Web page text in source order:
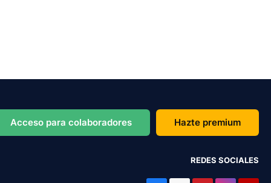
Acceso para colaboradores Hazte premium
REDES SOCIALES